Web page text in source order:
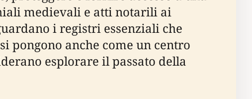
medievali e atti notarili ai
i registri essenziali che
pongono anche come un centro
esplorare il passato della